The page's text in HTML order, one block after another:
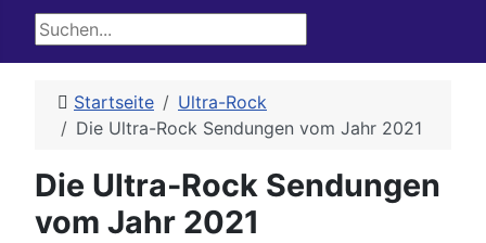
Suchen...
Startseite
Ultra-Rock
Die Ultra-Rock Sendungen vom Jahr 2021
Die Ultra-Rock Sendungen
vom Jahr 2021